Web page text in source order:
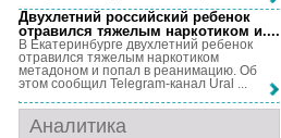
Двухлетний российский ребенок
отравился тяжелым наркотиком и....
В Екатеринбурге двухлетний ребенок
отравился тяжелым наркотиком
метадоном и попал в реанимацию. Об
этом сообщил Telegram-канал Ural ...
Аналитика